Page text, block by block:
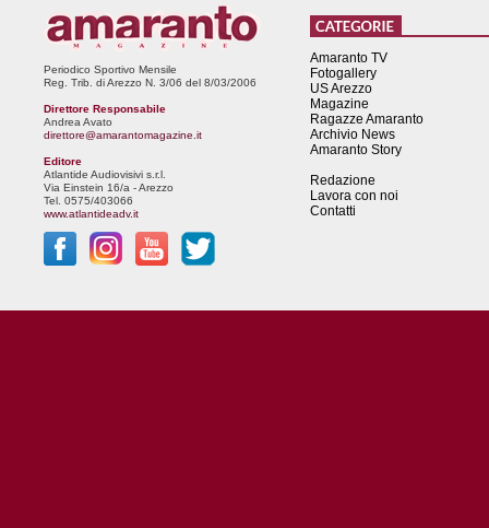
Periodico Sportivo Mensile
Reg. Trib. di Arezzo N. 3/06 del 8/03/2006
Direttore Responsabile
Andrea Avato
direttore@amarantomagazine.it
Editore
Atlantide Audiovisivi s.r.l.
Via Einstein 16/a - Arezzo
Tel. 0575/403066
www.atlantideadv.it
Amaranto TV
Fotogallery
US Arezzo
Magazine
Ragazze Amaranto
Archivio News
Amaranto Story
Redazione
Lavora con noi
Contatti